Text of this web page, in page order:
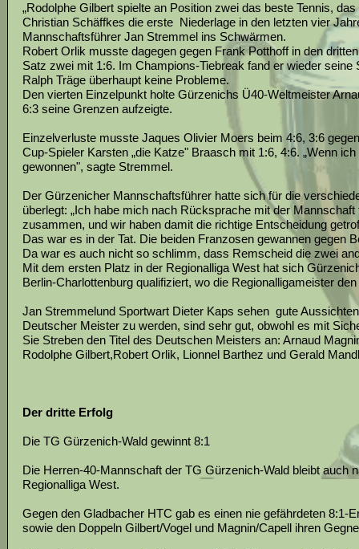
„Rodolphe Gilbert spielte an Position zwei das beste Tennis,
Christian Schäffkes die erste Niederlage in den letzten vier
Mannschaftsführer Jan Stremmel ins Schwärmen.
Robert Orlik musste dagegen gegen Frank Potthoff in den
Satz zwei mit 1:6. Im Champions-Tiebreak fand er wieder
Ralph Träge überhaupt keine Probleme.
Den vierten Einzelpunkt holte Gürzenichs Ü40-Weltmeister
6:3 seine Grenzen aufzeigte.
Einzelverluste musste Jaques Olivier Moers beim 4:6, 3:6
Cup-Spieler Karsten „die Katze" Braasch mit 1:6, 4:6. „Wenn
gewonnen", sagte Stremmel.
Der Gürzenicher Mannschaftsführer hatte sich für die
überlegt: „Ich habe mich nach Rücksprache mit der
zusammen, und wir haben damit die richtige Entscheidung
Das war es in der Tat. Die beiden Franzosen gewannen gegen
Da war es auch nicht so schlimm, dass Remscheid die zwei
Mit dem ersten Platz in der Regionalliga West hat sich
Berlin-Charlottenburg qualifiziert, wo die Regionalligameister
Jan Stremmelund Sportwart Dieter Kaps sehen gute
Deutscher Meister zu werden, sind sehr gut, obwohl es mit
Sie Streben den Titel des Deutschen Meisters an: Arnaud
Rodolphe Gilbert,Robert Orlik, Lionnel Barthez und Gerald
Der dritte Erfolg
Die TG Gürzenich-Wald gewinnt 8:1
Die Herren-40-Mannschaft der TG Gürzenich-Wald bleibt auch
Regionalliga West.
Gegen den Gladbacher HTC gab es einen nie gefährdeten 8:1-
sowie den Doppeln Gilbert/Vogel und Magnin/Capell ihren